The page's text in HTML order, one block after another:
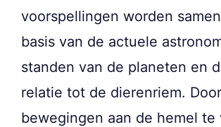
voorspellingen worden
basis van de actuele
standen van de planeten en
relatie tot de dierenriem.
bewegingen aan de hemel te